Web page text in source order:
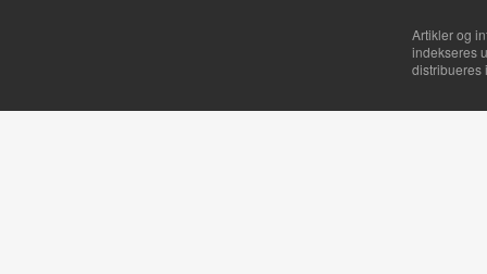
Artikler og
indekseres
distribueres